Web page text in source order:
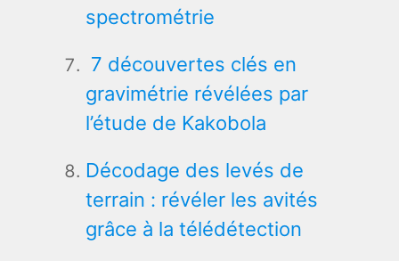
spectrométrie
7 découvertes clés en
gravimétrie révélées par
l’étude de Kakobola
Décodage des levés de
terrain : révéler les avités
grâce à la télédétection